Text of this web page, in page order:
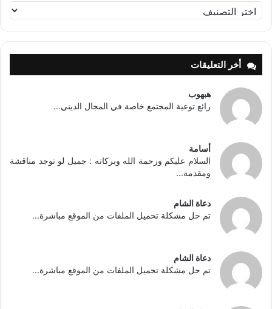
تصنيفات
أخر التعليقات
هبهوب
رائع توعية المجتمع خاصة في المجال الديني...
أسامة
السلام عليكم ورحمة الله وبركاته : جميل لو توجد مناقشة
ومقدمة...
دعاة الشام
تم حل مشكلة تحميل الملفات من الموقع مباشرة...
دعاة الشام
تم حل مشكلة تحميل الملفات من الموقع مباشرة...